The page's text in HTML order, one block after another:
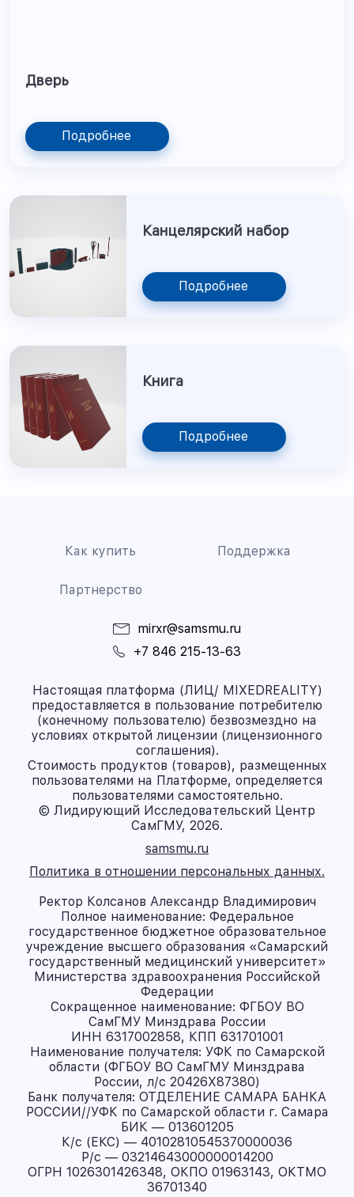
Дверь
Подробнее
Канцелярский набор
Подробнее
Книга
Подробнее
Как купить Поддержка
Партнерство
mirxr@samsmu.ru
+7 846 215-13-63
Настоящая платформа (ЛИЦ/ MIXEDREALITY)
предоставляется в пользование потребителю
(конечному пользователю) безвозмездно на
условиях открытой лицензии (лицензионного
соглашения).
Стоимость продуктов (товаров), размещенных
пользователями на Платформе, определяется
пользователями самостоятельно.
© Лидирующий Исследовательский Центр
СамГМУ, 2026.
samsmu.ru
Политика в отношении персональных данных.
Ректор Колсанов Александр Владимирович
Полное наименование: Федеральное
государственное бюджетное образовательное
учреждение высшего образования «Самарский
государственный медицинский университет»
Министерства здравоохранения Российской
Федерации
Сокращенное наименование: ФГБОУ ВО
СамГМУ Минздрава России
ИНН 6317002858, КПП 631701001
Наименование получателя: УФК по Самарской
области (ФГБОУ ВО СамГМУ Минздрава
России, л/с 20426X87380)
Банк получателя: ОТДЕЛЕНИЕ САМАРА БАНКА
РОССИИ//УФК по Самарской области г. Самара
БИК — 013601205
К/с (ЕКС) — 40102810545370000036
Р/с — 03214643000000014200
ОГРН 1026301426348, ОКПО 01963143, ОКТМО
36701340